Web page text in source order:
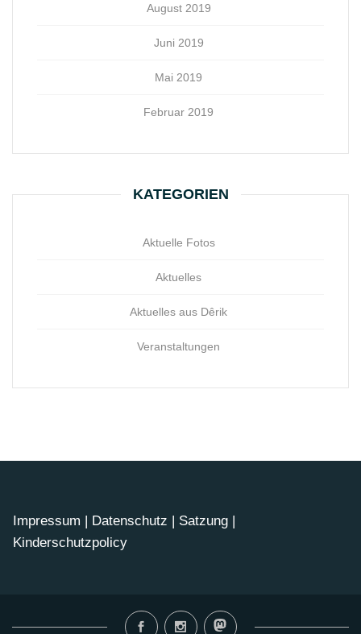
August 2019
Juni 2019
Mai 2019
Februar 2019
KATEGORIEN
Aktuelle Fotos
Aktuelles
Aktuelles aus Dêrik
Veranstaltungen
Impressum | Datenschutz | Satzung |
Kinderschutzpolicy